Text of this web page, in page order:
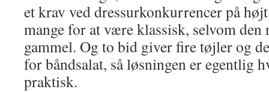
et krav ved dressurkonkurrencer på
mange for at være klassisk, selvom den
gammel. Og to bid giver fire tøjler og
for båndsalat, så løsningen er egentlig
praktisk.